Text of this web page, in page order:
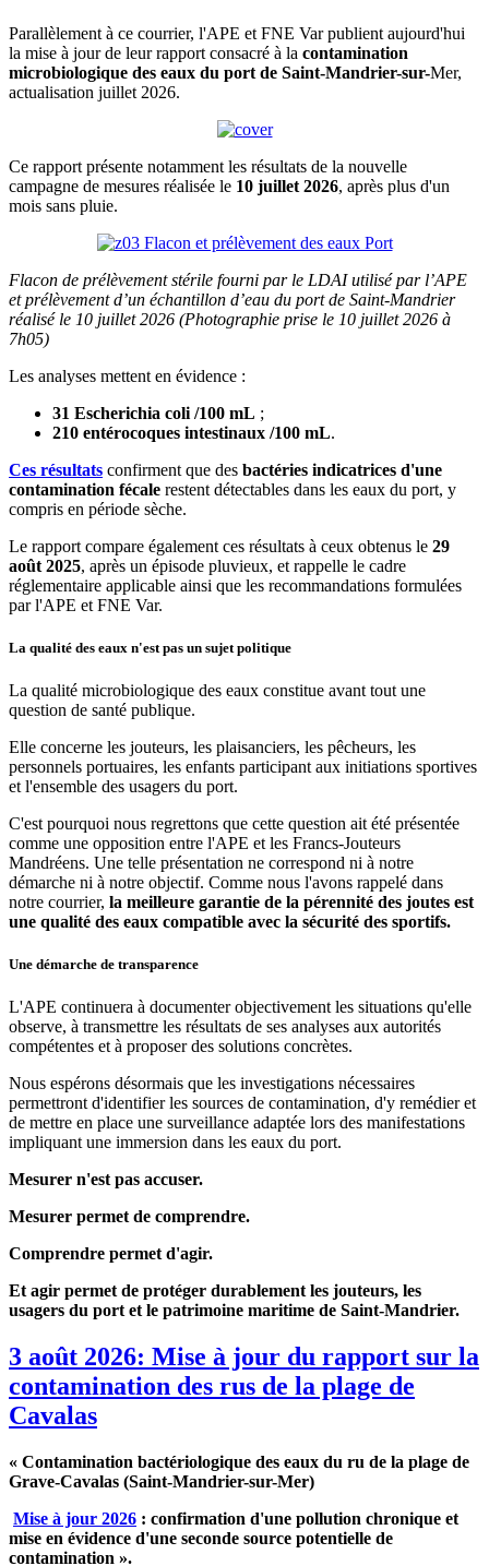
Parallèlement à ce courrier, l'APE et FNE Var publient aujourd'hui
la mise à jour de leur rapport consacré à la contamination
microbiologique des eaux du port de Saint-Mandrier-sur-Mer,
actualisation juillet 2026.
Ce rapport présente notamment les résultats de la nouvelle
campagne de mesures réalisée le 10 juillet 2026, après plus d'un
mois sans pluie.
Flacon de prélèvement stérile fourni par le LDAI utilisé par l’APE
et prélèvement d’un échantillon d’eau du port de Saint-Mandrier
réalisé le 10 juillet 2026 (Photographie prise le 10 juillet 2026 à
7h05)
Les analyses mettent en évidence :
31 Escherichia coli /100 mL ;
210 entérocoques intestinaux /100 mL.
Ces résultats confirment que des bactéries indicatrices d'une
contamination fécale restent détectables dans les eaux du port, y
compris en période sèche.
Le rapport compare également ces résultats à ceux obtenus le 29
août 2025, après un épisode pluvieux, et rappelle le cadre
réglementaire applicable ainsi que les recommandations formulées
par l'APE et FNE Var.
La qualité des eaux n'est pas un sujet politique
La qualité microbiologique des eaux constitue avant tout une
question de santé publique.
Elle concerne les jouteurs, les plaisanciers, les pêcheurs, les
personnels portuaires, les enfants participant aux initiations sportives
et l'ensemble des usagers du port.
C'est pourquoi nous regrettons que cette question ait été présentée
comme une opposition entre l'APE et les Francs-Jouteurs
Mandréens. Une telle présentation ne correspond ni à notre
démarche ni à notre objectif. Comme nous l'avons rappelé dans
notre courrier, la meilleure garantie de la pérennité des joutes est
une qualité des eaux compatible avec la sécurité des sportifs.
Une démarche de transparence
L'APE continuera à documenter objectivement les situations qu'elle
observe, à transmettre les résultats de ses analyses aux autorités
compétentes et à proposer des solutions concrètes.
Nous espérons désormais que les investigations nécessaires
permettront d'identifier les sources de contamination, d'y remédier et
de mettre en place une surveillance adaptée lors des manifestations
impliquant une immersion dans les eaux du port.
Mesurer n'est pas accuser.
Mesurer permet de comprendre.
Comprendre permet d'agir.
Et agir permet de protéger durablement les jouteurs, les
usagers du port et le patrimoine maritime de Saint-Mandrier.
3 août 2026: Mise à jour du rapport sur la
contamination des rus de la plage de
Cavalas
« Contamination bactériologique des eaux du ru de la plage de
Grave-Cavalas (Saint-Mandrier-sur-Mer)
Mise à jour 2026 : confirmation d'une pollution chronique et
mise en évidence d'une seconde source potentielle de
contamination ».